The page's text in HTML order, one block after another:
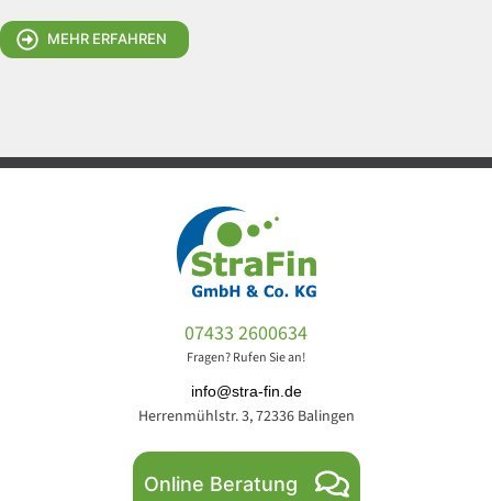
MEHR ERFAHREN
07433 2600634
Fragen? Rufen Sie an!
info@stra-fin.de
Herrenmühlstr. 3, 72336 Balingen
Online Beratung